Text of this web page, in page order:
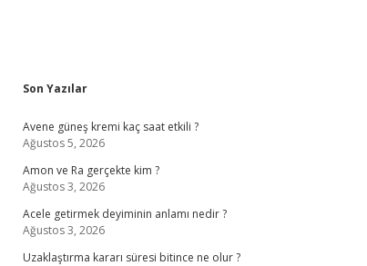
Sidebar
Son Yazılar
Avene güneş kremi kaç saat etkili ?
Ağustos 5, 2026
Amon ve Ra gerçekte kim ?
Ağustos 3, 2026
Acele getirmek deyiminin anlamı nedir ?
Ağustos 3, 2026
Uzaklaştırma kararı süresi bitince ne olur ?